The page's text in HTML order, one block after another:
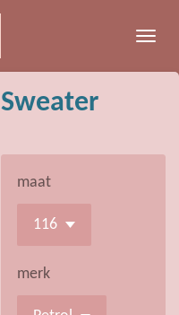
Sweater
maat
merk